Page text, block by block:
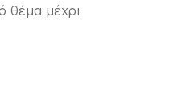
θέμα μέχρι